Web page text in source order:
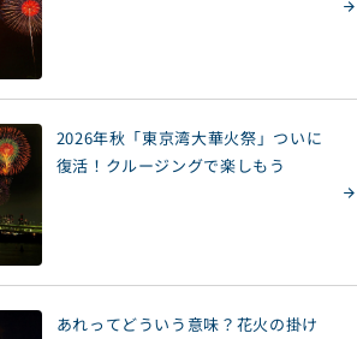
2026年秋「東京湾大華火祭」ついに
復活！クルージングで楽しもう
あれってどういう意味？花火の掛け